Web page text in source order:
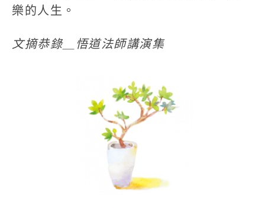
樂的人生。
文摘恭錄＿悟道法師講演集